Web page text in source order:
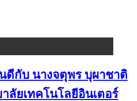
ดีกับ นางจตุพร บุผาชาติ
ลัยเทคโนโลยีอินเตอร์